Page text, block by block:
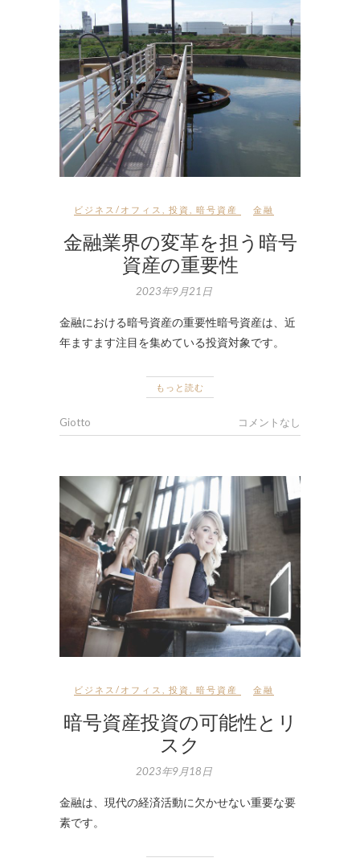
ビジネス/オフィス 投資 暗号資産 金融
金融業界の変革を担う暗号
資産の重要性
2023年9月21日
金融における暗号資産の重要性暗号資産は、近
年ますます注目を集めている投資対象です。
もっと読む
Giotto コメントなし
ビジネス/オフィス 投資 暗号資産 金融
暗号資産投資の可能性とリ
スク
2023年9月18日
金融は、現代の経済活動に欠かせない重要な要
素です。